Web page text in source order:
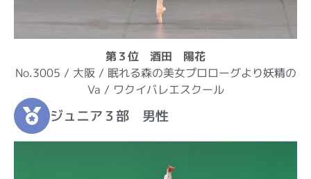
第３位 酒田 陽花
No.3005 / 大阪 / 眠れる森の美女プロローグより妖精の
Va / ワクイバレエスクール
ジュニア３部 男性